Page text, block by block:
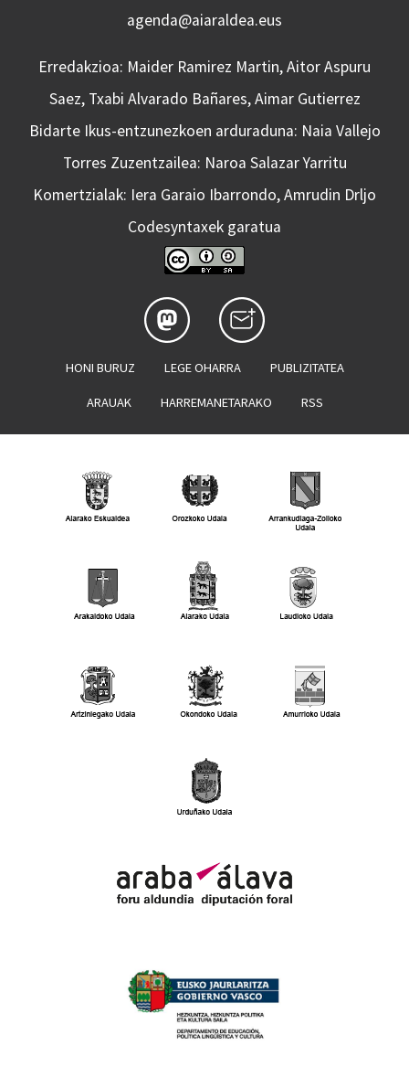
agenda@aiaraldea.eus
Erredakzioa: Maider Ramirez Martin, Aitor Aspuru
Saez, Txabi Alvarado Bañares, Aimar Gutierrez
Bidarte Ikus-entzunezkoen arduraduna: Naia Vallejo
Torres Zuzentzailea: Naroa Salazar Yarritu
Komertzialak: Iera Garaio Ibarrondo, Amrudin Drljo
Codesyntaxek garatua
HONI BURUZ LEGE OHARRA PUBLIZITATEA
ARAUAK HARREMANETARAKO RSS